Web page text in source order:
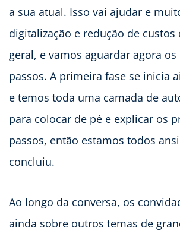
a sua atual. Isso vai ajudar e
digitalização e redução de custos
geral, e vamos aguardar agora
passos. A primeira fase se inicia
e temos toda uma camada de
para colocar de pé e explicar os
passos, então estamos todos
concluiu.
Ao longo da conversa, os
ainda sobre outros temas de